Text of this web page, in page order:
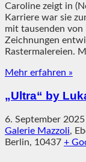
Caroline zeigt in
Karriere war sie
mit tausenden von
Zeichnungen
Rastermalereien.
Mehr erfahren »
„Ultra“ by
6. September 2025
Galerie Mazzoli,
Berlin, 10437 +